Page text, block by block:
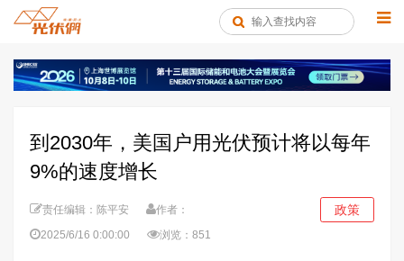
到2030年，美国户用光伏预计将以每年
9%的速度增长
责任编辑：陈平安
作者：
2025/6/16 0:00:00
浏览：851
政策